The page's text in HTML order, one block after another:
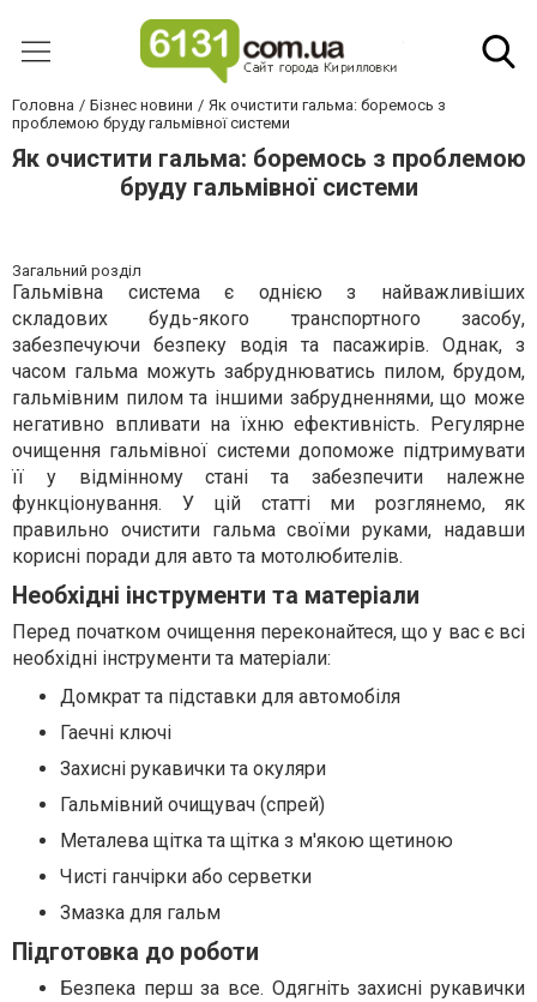
Головна Бізнес новини
Як очистити гальма: боремось з
проблемою бруду гальмівної системи
Як очистити гальма: боремось з проблемою
бруду гальмівної системи
Загальний розділ
Гальмівна система є однією з найважливіших
складових будь-якого транспортного засобу,
забезпечуючи безпеку водія та пасажирів. Однак, з
часом гальма можуть забруднюватись пилом, брудом,
гальмівним пилом та іншими забрудненнями, що може
негативно впливати на їхню ефективність. Регулярне
очищення гальмівної системи допоможе підтримувати
її у відмінному стані та забезпечити належне
функціонування. У цій статті ми розглянемо, як
правильно очистити гальма своїми руками, надавши
корисні поради для авто та мотолюбителів.
Необхідні інструменти та матеріали
Перед початком очищення переконайтеся, що у вас є всі
необхідні інструменти та матеріали:
Домкрат та підставки для автомобіля
Гаечні ключі
Захисні рукавички та окуляри
Гальмівний очищувач (спрей)
Металева щітка та щітка з м'якою щетиною
Чисті ганчірки або серветки
Змазка для гальм
Підготовка до роботи
Безпека перш за все. Одягніть захисні рукавички